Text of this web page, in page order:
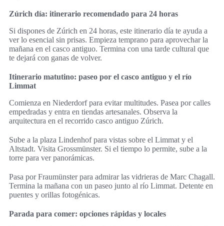
Zúrich día: itinerario recomendado para 24 horas
Si dispones de Zúrich en 24 horas, este itinerario día te ayuda a
ver lo esencial sin prisas. Empieza temprano para aprovechar la
mañana en el casco antiguo. Termina con una tarde cultural que
te dejará con ganas de volver.
Itinerario matutino: paseo por el casco antiguo y el río
Limmat
Comienza en Niederdorf para evitar multitudes. Pasea por calles
empedradas y entra en tiendas artesanales. Observa la
arquitectura en el recorrido casco antiguo Zúrich.
Sube a la plaza Lindenhof para vistas sobre el Limmat y el
Altstadt. Visita Grossmünster. Si el tiempo lo permite, sube a la
torre para ver panorámicas.
Pasa por Fraumünster para admirar las vidrieras de Marc Chagall.
Termina la mañana con un paseo junto al río Limmat. Detente en
puentes y orillas fotogénicas.
Parada para comer: opciones rápidas y locales